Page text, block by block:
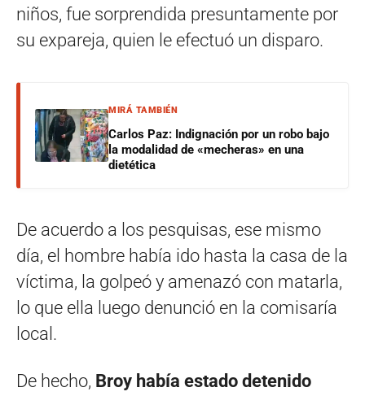
niños, fue sorprendida presuntamente por
su expareja, quien le efectuó un disparo.
MIRÁ TAMBIÉN
Carlos Paz: Indignación por un robo bajo
la modalidad de «mecheras» en una
dietética
De acuerdo a los pesquisas, ese mismo
día, el hombre había ido hasta la casa de la
víctima, la golpeó y amenazó con matarla,
lo que ella luego denunció en la comisaría
local.
De hecho, Broy había estado detenido